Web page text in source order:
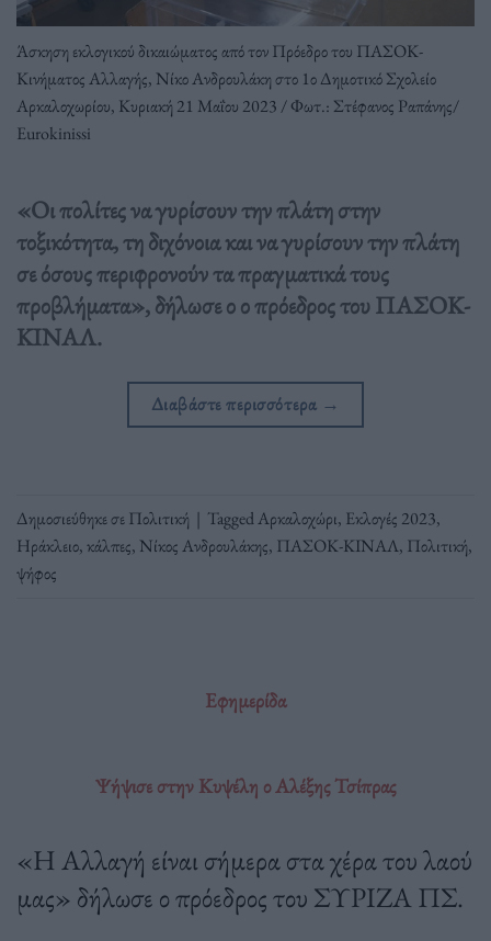
Άσκηση εκλογικού δικαιώματος από τον Πρόεδρο του ΠΑΣΟΚ-
Κινήματος Αλλαγής, Νίκο Ανδρουλάκη στο 1ο Δημοτικό Σχολείο
Αρκαλοχωρίου, Κυριακή 21 Μαΐου 2023 / Φωτ.: Στέφανος Ραπάνης/
Eurokinissi
«Οι πολίτες να γυρίσουν την πλάτη στην
τοξικότητα, τη διχόνοια και να γυρίσουν την πλάτη
σε όσους περιφρονούν τα πραγματικά τους
προβλήματα», δήλωσε ο ο πρόεδρος του ΠΑΣΟΚ-
ΚΙΝΑΛ.
Διαβάστε περισσότερα →
Δημοσιεύθηκε σεΠολιτική | TaggedΑρκαλοχώρι, Εκλογές 2023,
Ηράκλειο,κάλπες, Νίκος Ανδρουλάκης, ΠΑΣΟΚ-ΚΙΝΑΛ, Πολιτική,
ψήφος
Εφημερίδα
Ψήψισε στην Κυψέλη ο Αλέξης Τσίπρας
«Η Αλλαγή είναι σήμερα στα χέρα του λαού
μας» δήλωσε ο πρόεδρος του ΣΥΡΙΖΑ ΠΣ.